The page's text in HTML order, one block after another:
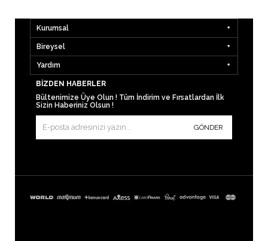
Kurumsal
Bireysel
Yardım
BIZDEN HABERLER
Bültenimize Üye Olun ! Tüm İndirim ve Fırsatlardan İlk
Sizin Haberiniz Olsun !
GÖNDER